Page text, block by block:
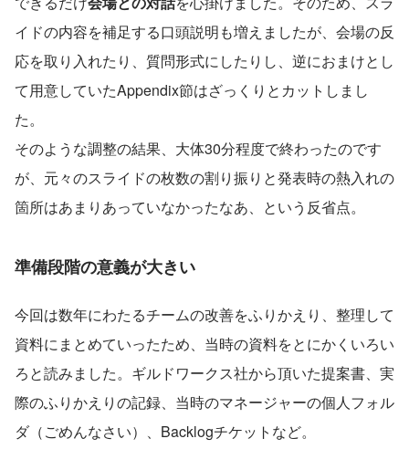
イドの内容を補足する口頭説明も増えましたが、会場の反
応を取り入れたり、質問形式にしたりし、逆におまけとし
て用意していたAppendix節はざっくりとカットしまし
た。
そのような調整の結果、大体30分程度で終わったのです
が、元々のスライドの枚数の割り振りと発表時の熱入れの
箇所はあまりあっていなかったなあ、という反省点。
準備段階の意義が大きい
今回は数年にわたるチームの改善をふりかえり、整理して
資料にまとめていったため、当時の資料をとにかくいろい
ろと読みました。ギルドワークス社から頂いた提案書、実
際のふりかえりの記録、当時のマネージャーの個人フォル
ダ（ごめんなさい）、Backlogチケットなど。